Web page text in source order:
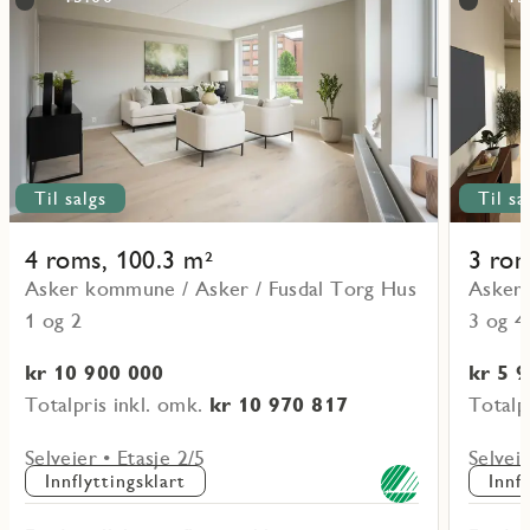
Til salgs
4 roms, 100.3 m²
Asker kommune / Asker / Fusdal Torg Hus
1 og 2
kr 10 900 000
Totalpris inkl. omk. kr 10 970 817
Selveier • Etasje 2/5
Innflyttingsklart
objekt
Til
3
Asker
3 og 4
kr 5
objekt
0202